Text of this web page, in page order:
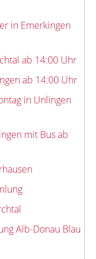
in Emerkingen
ab 14:00 Uhr
ab 14:00 Uhr
in Unlingen
mit Bus ab
Alb-Donau Blau